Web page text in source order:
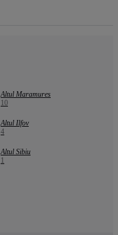
Altul Maramures
10
Altul Ilfov
4
Altul Sibiu
1